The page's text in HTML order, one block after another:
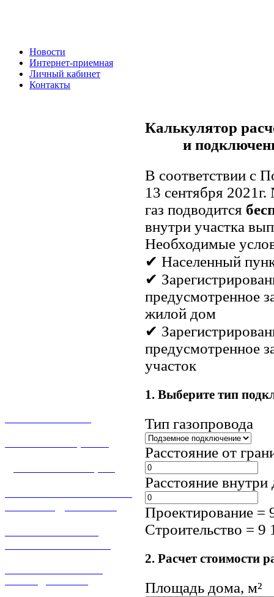
Новости
Интернет-приемная
Личный кабинет
Контакты
Калькулятор
и
В соответствии с
13 сентября
газ подводится
внутри участка
Необходимые
✔ Населенный
✔
предусмотренное
жилой дом
✔
предусмотренное
участок
1. Выберите тип
Тип газопровода
Расстояние от
Расстояние
Проектирование =
Строительство = 9
2. Расчет стоимости
Площадь дома, м²